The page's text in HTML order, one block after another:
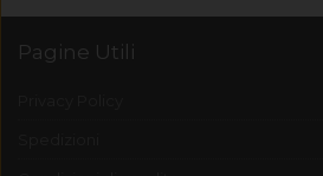
Pagine Utili